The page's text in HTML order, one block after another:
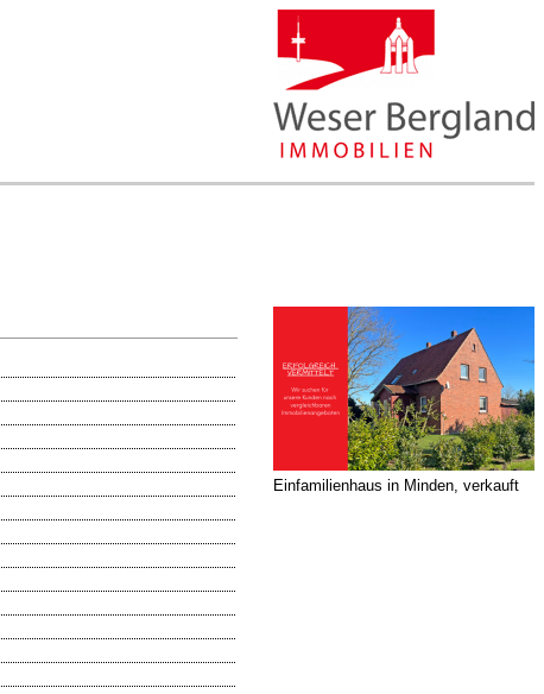
Einfamilienhaus in Minden, verkauft